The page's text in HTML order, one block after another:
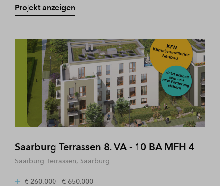
Projekt anzeigen
Saarburg Terrassen 8. VA - 10 BA MFH 4
Saarburg Terrassen, Saarburg
€ 260.000 - € 650.000